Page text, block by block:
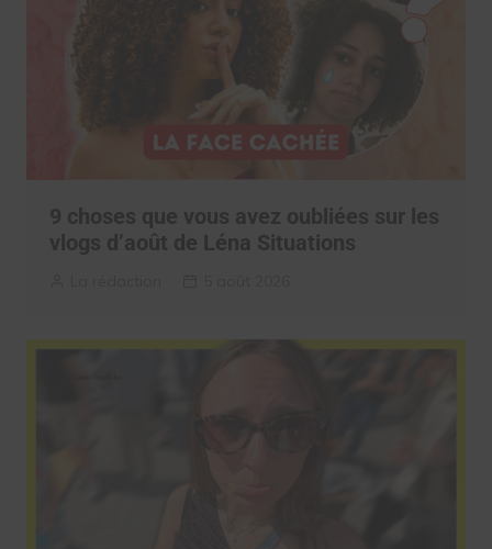
9 choses que vous avez oubliées sur les
vlogs d’août de Léna Situations